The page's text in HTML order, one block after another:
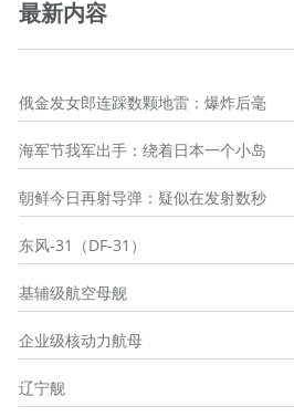
最新内容
俄金发女郎连踩数颗地雷：爆炸后毫
海军节我军出手：绕着日本一个小岛
朝鲜今日再射导弹：疑似在发射数秒
东风-31（DF-31）
基辅级航空母舰
企业级核动力航母
辽宁舰